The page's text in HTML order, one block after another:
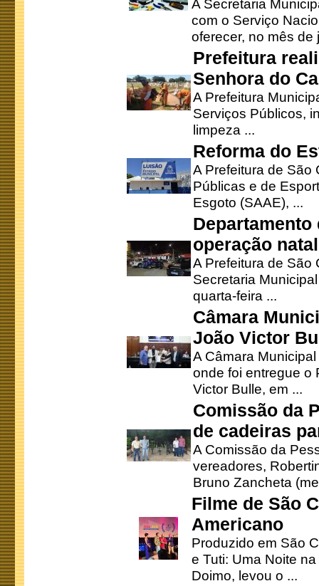
A Secretaria
com o Serviço
oferecer, no mês de
Prefeitura
Senhora do
A Prefeitura
Serviços Públicos,
limpeza ...
Reforma do
A Prefeitura de São
Públicas e de
Esgoto (SAAE), ...
operação
A Prefeitura de São
Secretaria
quarta-feira ...
Câmara
João Victor
A Câmara
onde foi entregue o
Victor Bulle, em ...
Comissão da
de cadeiras
A Comissão da
vereadores,
Bruno Zancheta
Filme de São
Americano
Produzido em São
e Tuti: Uma Noite
Doimo, levou o ...